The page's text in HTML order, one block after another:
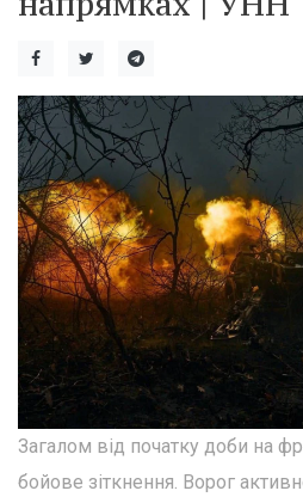
Загалом від початку доби на
бойове зіткнення. Ворог